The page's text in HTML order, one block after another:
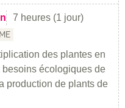
7 heures (1 jour)
des plantes en
écologiques de
production de plants de